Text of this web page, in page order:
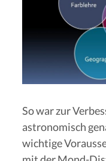
So war zur
astronomisch
wichtige